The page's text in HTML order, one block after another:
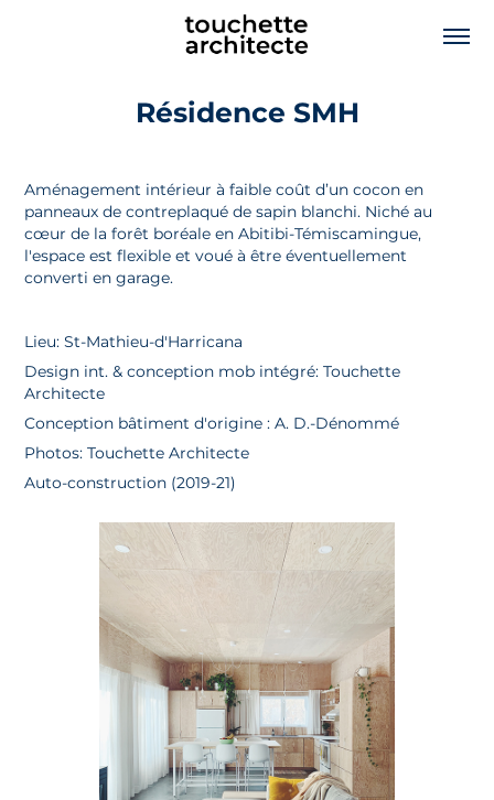
Résidence SMH
Aménagement intérieur à faible coût d’un cocon en
panneaux de contreplaqué de sapin blanchi. Niché au
cœur de la forêt boréale en Abitibi-Témiscamingue,
l'espace est flexible et voué à être éventuellement
converti en garage.
Lieu: St-Mathieu-d'Harricana
Design int. & conception mob intégré: Touchette
Architecte
Conception bâtiment d'origine : A. D.-Dénommé
Photos: Touchette Architecte
Auto-construction (2019-21)